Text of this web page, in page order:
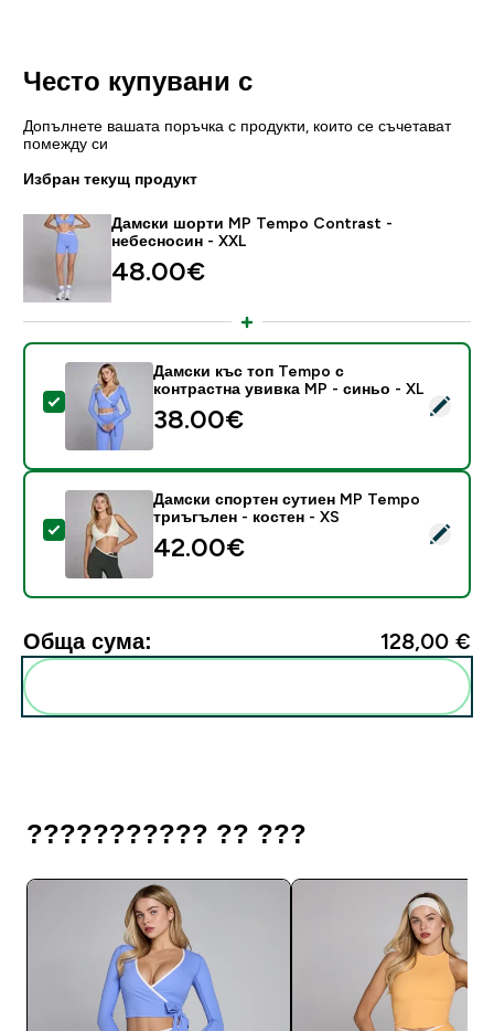
Често купувани с
Допълнете вашата поръчка с продукти, които се съчетават
помежду си
Избран текущ продукт
Дамски шорти MP Tempo Contrast -
небесносин - XXL
48.00€‎
Select this product - Дамски къс топ Tempo с
Дамски къс топ Tempo с
контрастна увивка MP - синьо - XL
38.00€‎
Select this product - Дамски спортен сутиен MP
Дамски спортен сутиен MP Tempo
триъгълен - костен - XS
42.00€‎
Обща сума: 128,00 €‎
??????????? ?? ???